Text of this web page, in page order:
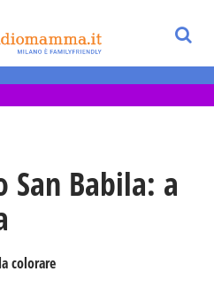
ragazzi e adolescenti
di Milano
San Babila: a
colorare